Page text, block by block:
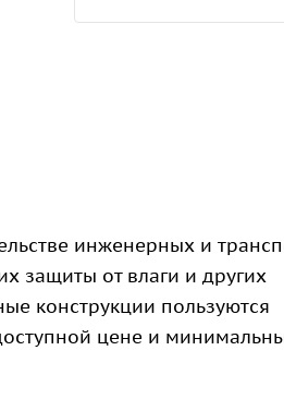
инженерных и
защиты от влаги и других
конструкции пользуются
цене и